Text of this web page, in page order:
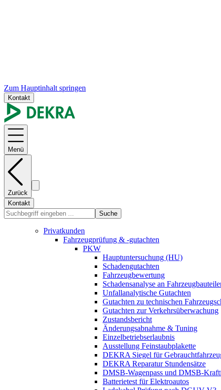
Zum Hauptinhalt springen
Kontakt
Menü
Zurück
Kontakt
Suche
Privatkunden
Fahrzeugprüfung & -gutachten
PKW
Hauptuntersuchung (HU)
Schadengutachten
Fahrzeugbewertung
Schadensanalyse an
Unfallanalytische Gutachten
Gutachten zu technischen
Gutachten zur Verkehrsüberwachung
Zustandsbericht
Änderungsabnahme & Tuning
Einzelbetriebserlaubnis
Ausstellung Feinstaubplakette
DEKRA Siegel für
DEKRA Reparatur Stundensätze
DMSB-Wagenpass und DMSB-
Batterietest für Elektroautos